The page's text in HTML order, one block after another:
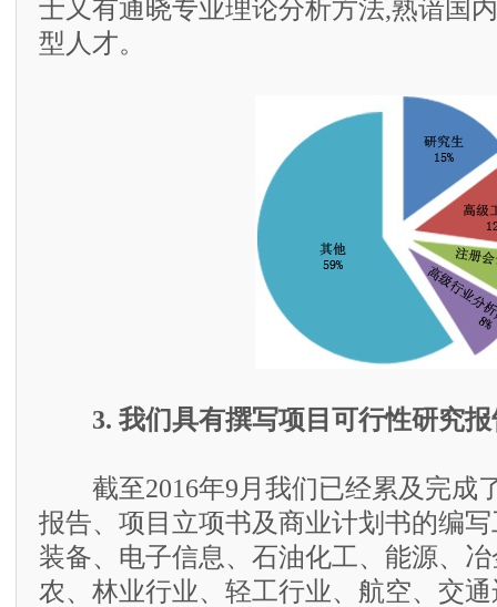
士又有通晓专业理论分析方法,熟谙国
型人才。
3. 我们具有撰写项目可行性研究
截至2016年9月我们已经累及完成
报告、项目立项书及商业计划书的编
装备、电子信息、石油化工、能源、
农、林业行业、轻工行业、航空、交